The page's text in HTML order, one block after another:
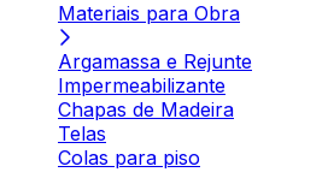
Materiais para Obra
Argamassa e Rejunte
Impermeabilizante
Chapas de Madeira
Telas
Colas para piso